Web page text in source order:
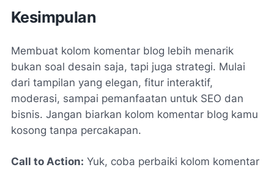
Kesimpulan
Membuat kolom komentar blog lebih menarik
bukan soal desain saja, tapi juga strategi. Mulai
dari tampilan yang elegan, fitur interaktif,
moderasi, sampai pemanfaatan untuk SEO dan
bisnis. Jangan biarkan kolom komentar blog kamu
kosong tanpa percakapan.
Call to Action: Yuk, coba perbaiki kolom komentar